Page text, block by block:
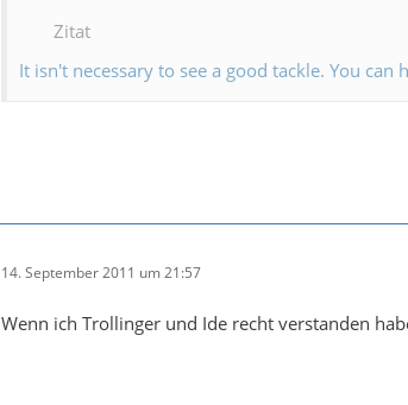
Zitat
It isn't necessary to see a good tackle. You can
14. September 2011 um 21:57
Wenn ich Trollinger und Ide recht verstanden